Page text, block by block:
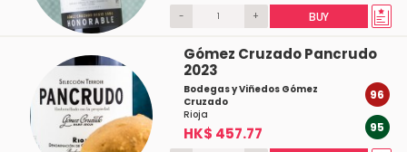
- + BUY
Gómez Cruzado Pancrudo
2023
Bodegas y Viñedos Gómez
Cruzado
Rioja
HK$ 457.77
96
95